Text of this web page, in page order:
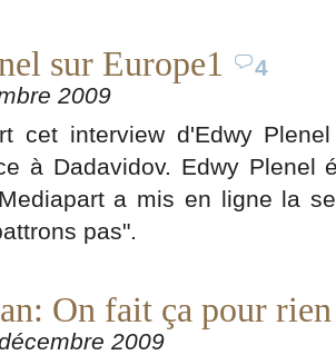
sur Europe1
4
2009
cet interview d'Edwy
à Dadavidov. Edwy Plenel
a mis en ligne la
pas".
On fait ça pour
2009